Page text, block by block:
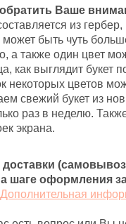
Ваше
из
может быть чуть
а также один цвет
как выглядит букет
некоторых цветов
свежий букет из
раз в неделю.
экрана.
доставки
шаге оформления
Дополнительная